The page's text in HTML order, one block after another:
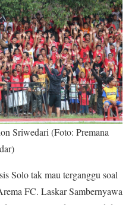
Sriwedari (Foto: Premana
Solo tak mau terganggu soal
FC. Laskar Sambernyawa